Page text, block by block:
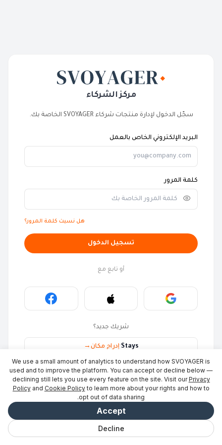
مركز الشركاء
سجّل الدخول لإدارة منتجات شركاء SVOYAGER الخاصة بك.
البريد الإلكتروني الخاص بالعمل
كلمة المرور
هل نسيت كلمة المرور؟
تسجيل الدخول
أو تابع مع
شريك جديد؟
Stays
·إدراج مكان →
ID Photo كن شريكًا →
We use a small amount of analytics to understand how SVOYAGER is
used and to improve the platform. You can accept or decline below —
declining still lets you use every feature on the site. Visit our Privacy
Policy and Cookie Policy to learn more about your rights and how to
opt out of data sharing.
Decline
Accept